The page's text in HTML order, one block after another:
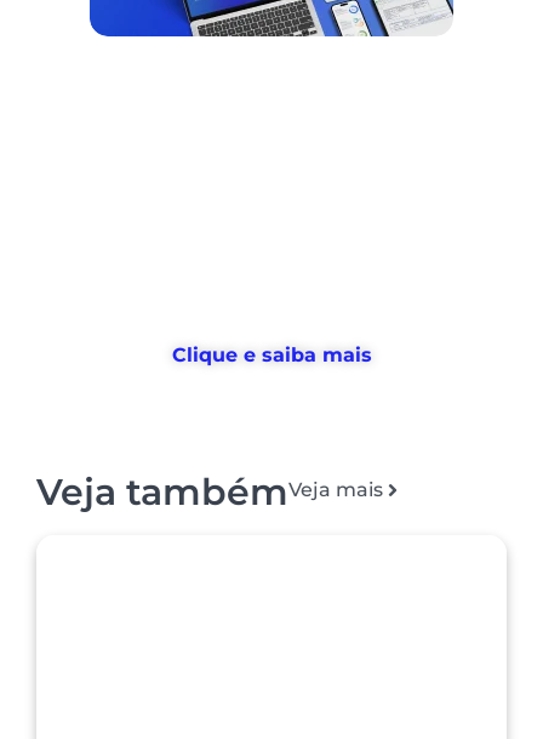
Clique e saiba mais
Veja tambémVeja mais